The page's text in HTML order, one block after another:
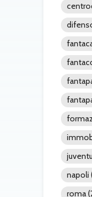
napoli
roma